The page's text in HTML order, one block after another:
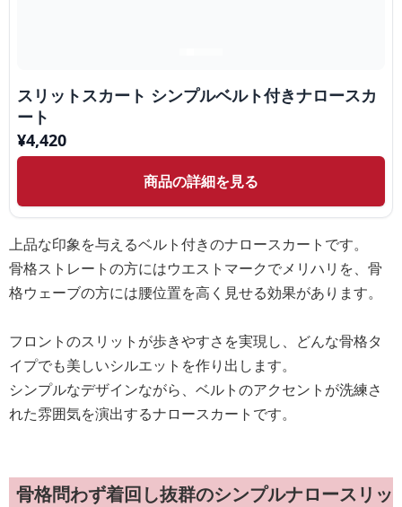
スリットスカート シンプルベルト付きナロースカ
ート
¥4,420
商品の詳細を見る
上品な印象を与えるベルト付きのナロースカートです。
骨格ストレートの方にはウエストマークでメリハリを、骨
格ウェーブの方には腰位置を高く見せる効果があります。
フロントのスリットが歩きやすさを実現し、どんな骨格タ
イプでも美しいシルエットを作り出します。
シンプルなデザインながら、ベルトのアクセントが洗練さ
れた雰囲気を演出するナロースカートです。
骨格問わず着回し抜群のシンプルナロースリッ